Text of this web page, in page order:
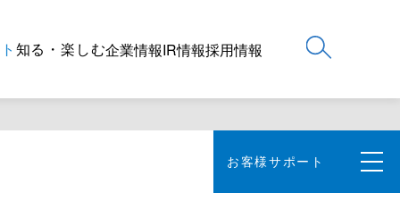
知る・楽しむ企業情報IR情報採用情報
お客様サポート